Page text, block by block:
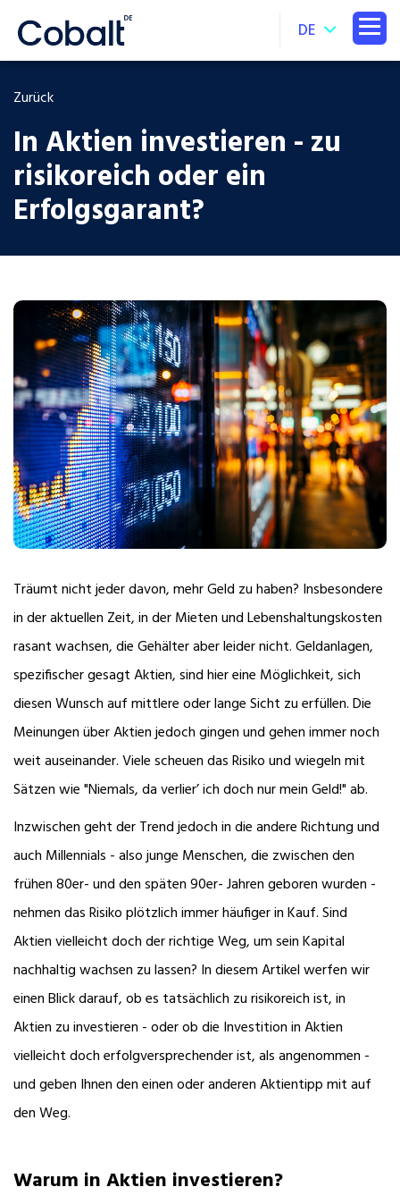
DE
Zurück
In Aktien investieren - zu
risikoreich oder ein
Erfolgsgarant?
Träumt nicht jeder davon, mehr Geld zu haben? Insbesondere
in der aktuellen Zeit, in der Mieten und Lebenshaltungskosten
rasant wachsen, die Gehälter aber leider nicht. Geldanlagen,
spezifischer gesagt Aktien, sind hier eine Möglichkeit, sich
diesen Wunsch auf mittlere oder lange Sicht zu erfüllen. Die
Meinungen über Aktien jedoch gingen und gehen immer noch
weit auseinander. Viele scheuen das Risiko und wiegeln mit
Sätzen wie "Niemals, da verlier’ ich doch nur mein Geld!" ab.
Inzwischen geht der Trend jedoch in die andere Richtung und
auch Millennials - also junge Menschen, die zwischen den
frühen 80er- und den späten 90er- Jahren geboren wurden -
nehmen das Risiko plötzlich immer häufiger in Kauf. Sind
Aktien vielleicht doch der richtige Weg, um sein Kapital
nachhaltig wachsen zu lassen? In diesem Artikel werfen wir
einen Blick darauf, ob es tatsächlich zu risikoreich ist, in
Aktien zu investieren - oder ob die Investition in Aktien
vielleicht doch erfolgversprechender ist, als angenommen -
und geben Ihnen den einen oder anderen Aktientipp mit auf
den Weg.
Warum in Aktien investieren?